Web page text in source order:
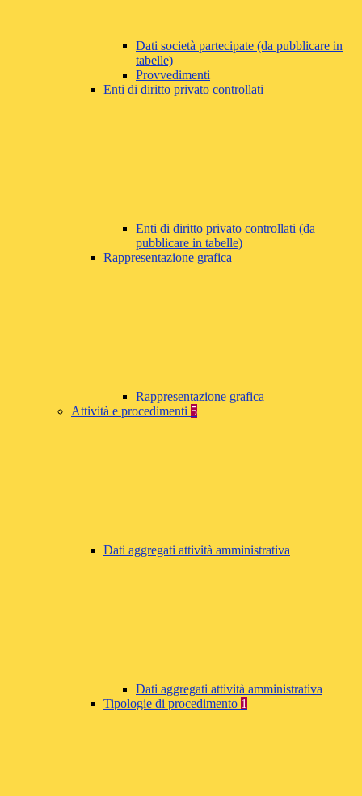
Dati società partecipate (da pubblicare in
tabelle)
Provvedimenti
Enti di diritto privato controllati
Enti di diritto privato controllati (da
pubblicare in tabelle)
Rappresentazione grafica
Rappresentazione grafica
Attività e procedimenti 5
Dati aggregati attività amministrativa
Dati aggregati attività amministrativa
Tipologie di procedimento 1